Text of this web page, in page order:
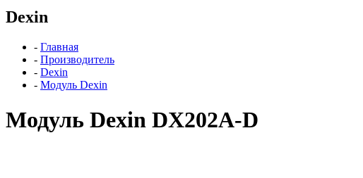
Dexin
- Главная
- Производитель
- Dexin
- Модуль Dexin
Модуль Dexin DX202A-D